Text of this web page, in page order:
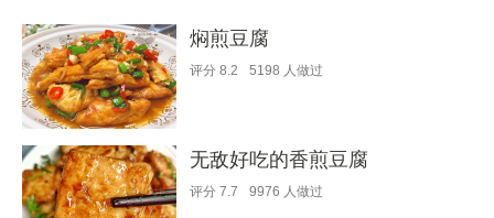
焖煎豆腐
评分 8.2 5198 人做过
无敌好吃的香煎豆腐
评分 7.7 9976 人做过